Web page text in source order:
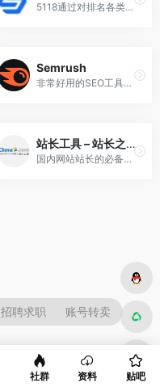
5118通过对排名各类大数据挖掘,提供关键词挖掘,行业词库,站群权重监控,关键词排名监控,指数词,流量词挖掘工具等排名工作人员必备百度站长工具平台
Semrush
非常好用的SEO工具，分析不同国家关键词的搜索量，及广告点击，关键词难度。
站长工具 – 站长之家
国内网站站长的必备工具
招聘求职 账号转卖
舞泡
舞泡领跑买卖天猫淘宝等网店,创立网店买卖行业10年的大平台。
社群 资料 贴吧